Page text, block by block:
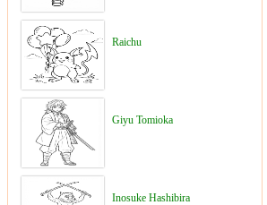
Raichu
Giyu Tomioka
Inosuke Hashibira